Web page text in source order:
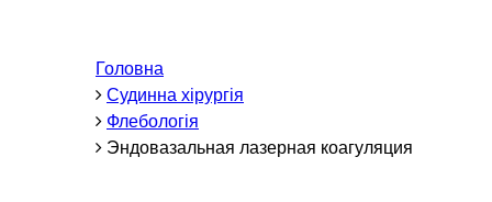
Кардіологія
Ревматологія
Ендокринологія
Головна
Судинна хірургія
Флебологія
Эндовазальная лазерная коагуляция